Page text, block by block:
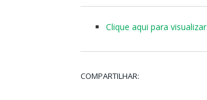
Clique aqui para visualizar
COMPARTILHAR: